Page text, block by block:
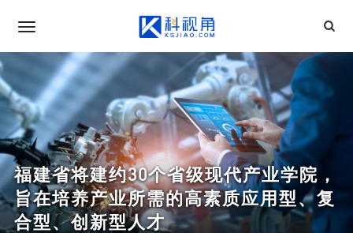
福建省将建约30个省级现代产业学院，
旨在培养产业所需的高素质应用型、复
合型、创新型人才